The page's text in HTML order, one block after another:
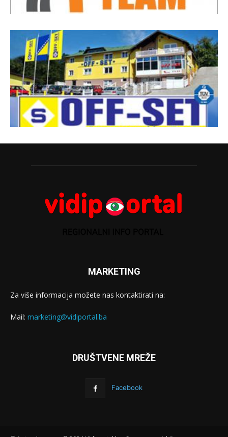
MARKETING
Za više informacija možete nas kontaktirati na:
Mail: marketing@vidiportal.ba
DRUŠTVENE MREŽE
Facebook